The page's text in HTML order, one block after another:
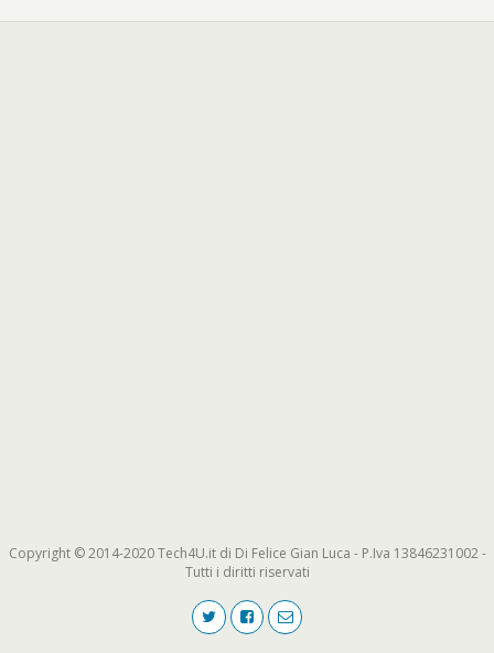
Copyright © 2014-2020 Tech4U.it di Di Felice Gian Luca - P.Iva 13846231002 -
Tutti i diritti riservati